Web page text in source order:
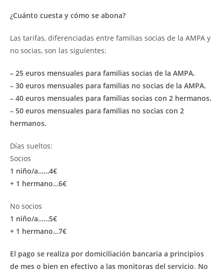
¿Cuánto cuesta y cómo se abona?
Las tarifas, diferenciadas entre familias socias de la AMPA y
no socias, son las siguientes:
– 25 euros mensuales para familias socias de la AMPA.
– 30 euros mensuales para familias no socias de la AMPA.
– 40 euros mensuales para familias socias con 2 hermanos.
– 50 euros mensuales para familias no socias con 2
hermanos.
Días sueltos:
Socios
1 niño/a……4€
+ 1 hermano…6€
No socios
1 niño/a……5€
+ 1 hermano…7€
El pago se realiza por domiciliación bancaria a principios
de mes o bien en efectivo a las monitoras del servicio. No